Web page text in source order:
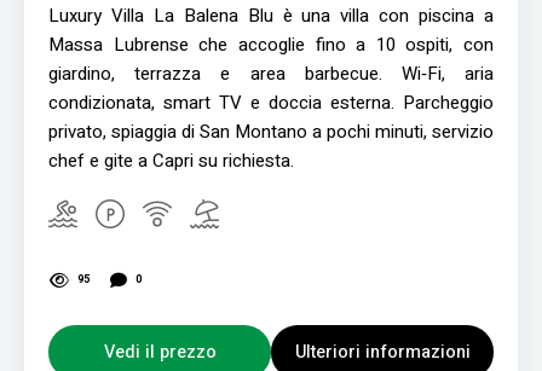
Luxury Villa La Balena Blu è una villa con piscina a
Massa Lubrense che accoglie fino a 10 ospiti, con
giardino, terrazza e area barbecue. Wi‑Fi, aria
condizionata, smart TV e doccia esterna. Parcheggio
privato, spiaggia di San Montano a pochi minuti, servizio
chef e gite a Capri su richiesta.
95 0
Vedi il prezzo Ulteriori informazioni